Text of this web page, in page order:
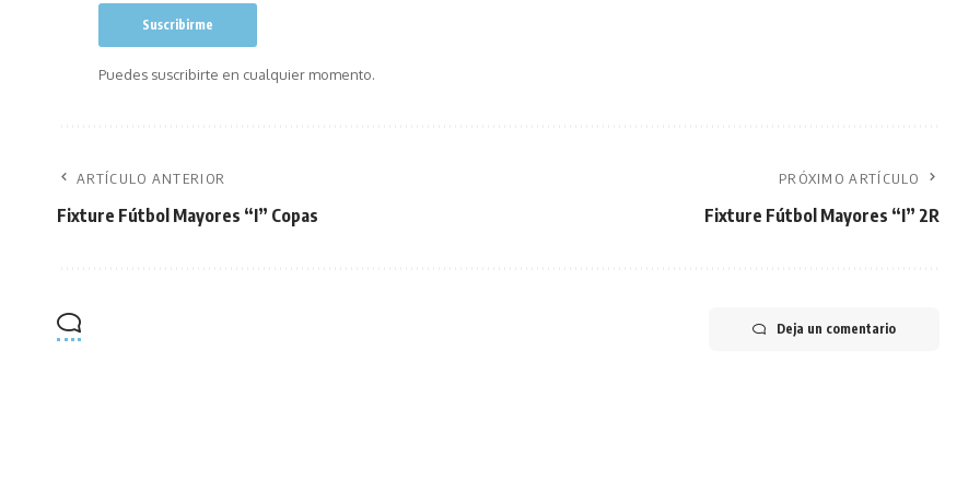
Puedes suscribirte en cualquier momento.
ARTÍCULO ANTERIOR
Fixture Fútbol Mayores “I” Copas
PRÓXIMO ARTÍCULO
Fixture Fútbol Mayores “I” 2R
Deja un comentario